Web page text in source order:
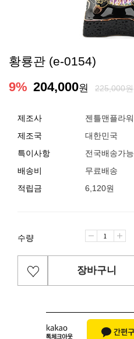
황룡관 (e-0154)
9% 204,000원 225,000원
제조사
젠틀맨플라워
제조국
대한민국
특이사항
전국배송가능
배송비
무료배송
적립금
6,120원
수량
장바구니